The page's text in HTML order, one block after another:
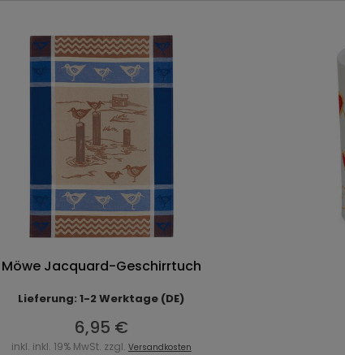
Möwe Jacquard-Geschirrtuch
Lieferung: 1-2 Werktage (DE)
6,95 €
inkl. inkl. 19% MwSt. zzgl. Versandkosten